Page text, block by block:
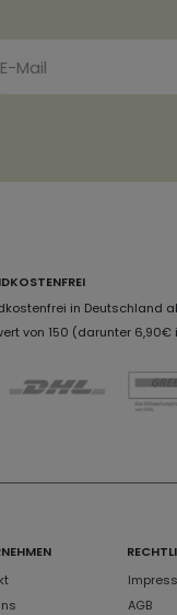
in Deutschland
von 150 (darunter 6,90€
AGB